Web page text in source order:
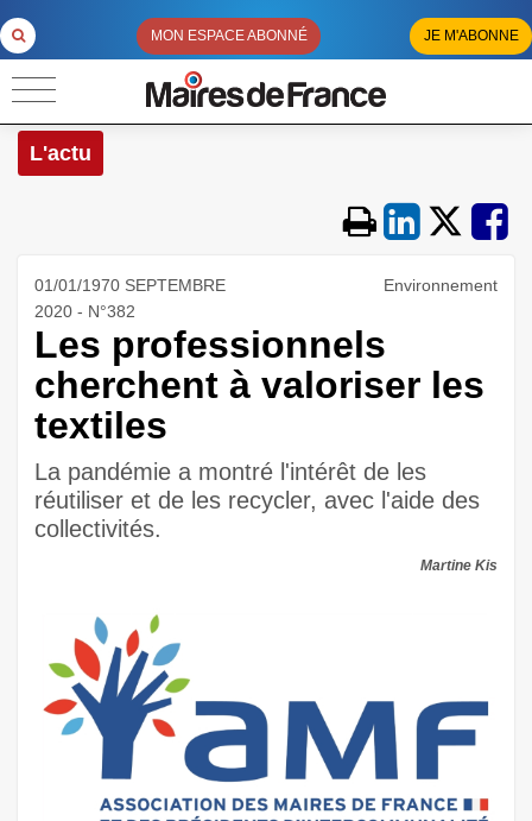
MON ESPACE ABONNÉ JE M'ABONNE
L'actu
01/01/1970 SEPTEMBRE
2020 - N°382
Environnement
Les professionnels
cherchent à valoriser les
textiles
La pandémie a montré l'intérêt de les
réutiliser et de les recycler, avec l'aide des
collectivités.
Martine Kis